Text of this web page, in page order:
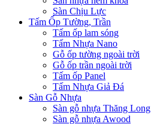
Sàn Chịu Lực
Tấm Ốp Tường, Trần
Tấm ốp lam sóng
Tấm Nhựa Nano
Gỗ ốp tường ngoài trời
Gỗ ốp trần ngoài trời
Tấm ốp Panel
Tấm Nhựa Giả Đá
Sàn Gỗ Nhựa
Sàn gỗ nhựa Thăng Long
Sàn gỗ nhựa Awood